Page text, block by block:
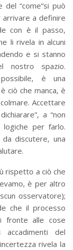
del “come”si può
a definire
con è il passo,
li rivela in alcuni
e si stanno
nostro spazio.
è una
ciò che manca, è
Accettare
a “non
per farlo.
da discutere, una
rispetto a ciò che
è per altro
osservatore);
che il processo
fronte alle cose
del
rivela la